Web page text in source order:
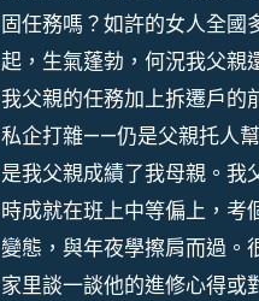
固任務嗎？如許的女人全國
起，生氣蓬勃，何況我父
我父親的任務加上拆遷戶的
私企打雜——仍是父親托人
是我父親成績了我母親。我
時成就在班上中等偏上，
變態，與年夜學擦肩而過。
家里談一談他的進修心得或